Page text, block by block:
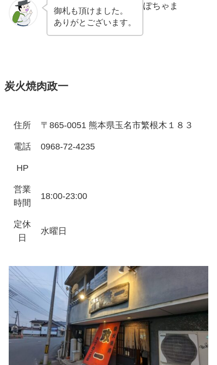
ぽちゃま
御札も頂けました。
ありがとございます。
炭火焼肉政一
住所 〒865-0051 熊本県玉名市繁根木１８３
電話 0968-72-4235
HP
営業
時間
18:00-23:00
定休
日
水曜日